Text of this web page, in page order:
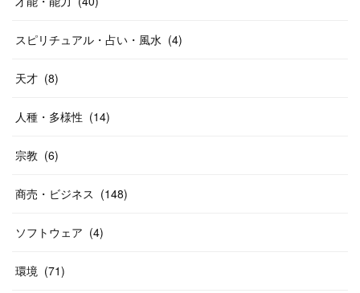
スピリチュアル・占い・風水 (4)
天才 (8)
人種・多様性 (14)
宗教 (6)
商売・ビジネス (148)
ソフトウェア (4)
環境 (71)